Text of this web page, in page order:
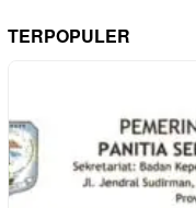
TERPOPULER